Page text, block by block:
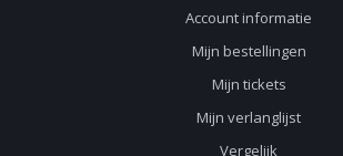
Account informatie
Mijn bestellingen
Mijn tickets
Mijn verlanglijst
Vergelijk